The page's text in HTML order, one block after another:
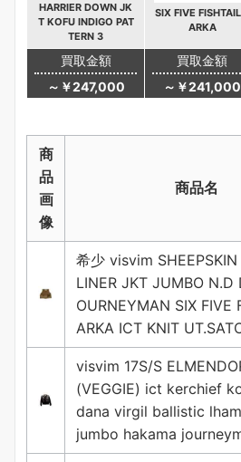
HARRIER DOWN JK
T KOFU INDIGO PAT
TERN 3
SIX FIVE
ARKA
買取金額
～￥247,000
買取金額
～￥241,000
商
品
画
像
商品名
希少 visvim SHEEPSKIN
LINER JKT JUMBO N.D
OURNEYMAN SIX FIVE
ARKA ICT KNIT
visvim 17S/S
(VEGGIE) ict kerchief
dana virgil ballistic
jumbo hakama